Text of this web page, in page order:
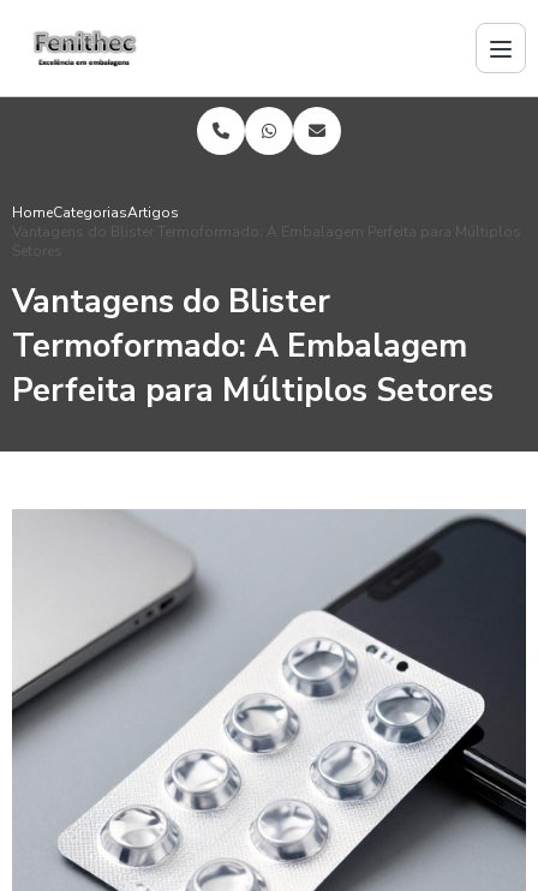
HomeCategoriasArtigos
Vantagens do Blister Termoformado: A Embalagem Perfeita para Múltiplos
Setores
Vantagens do Blister
Termoformado: A Embalagem
Perfeita para Múltiplos Setores